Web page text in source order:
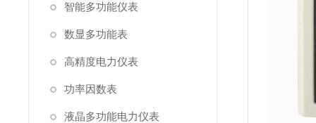
智能多功能仪表
数显多功能表
高精度电力仪表
功率因数表
液晶多功能电力仪表